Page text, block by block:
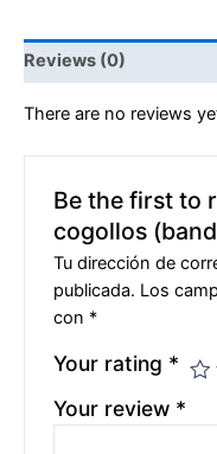
Reviews (0)
There are no reviews
Be the first to
cogollos
Tu dirección de
publicada. Los
con *
Your rating *
Your review *